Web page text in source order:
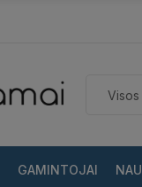
GAMINTOJAI